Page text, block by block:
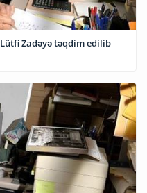
Nizami Gəncəvi adına Qızıl Medal Lütfi Zadəyə təqdim edilib